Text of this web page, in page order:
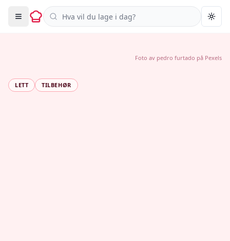
Søk i oppskrifter
LETT TILBEHØR
Foto av pedro furtado på Pexels